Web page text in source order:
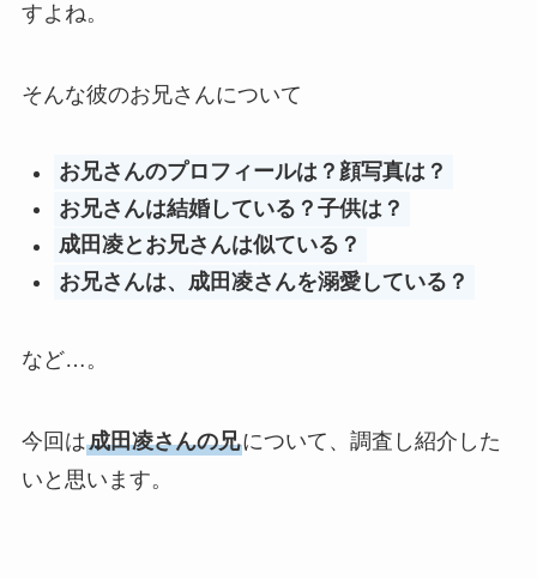
すよね。
そんな彼のお兄さんについて
お兄さんのプロフィールは？顔写真は？
お兄さんは結婚している？子供は？
成田凌とお兄さんは似ている？
お兄さんは、成田凌さんを溺愛している？
など…。
今回は成田凌さんの兄について、調査し紹介した
いと思います。